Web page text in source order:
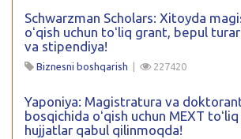
Schwarzman Scholars: Xitoyda
oʻqish uchun toʻliq grant, bepul
va stipendiya!
Biznesni boshqarish 227420
Yaponiya: Magistratura va
bosqichida oʻqish uchun MEXT
hujjatlar qabul qilinmoqda!